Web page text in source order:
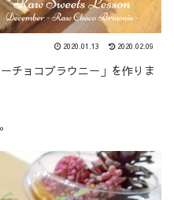
2020.01.13 2020.02.09
チョコブラウニー」を作りま